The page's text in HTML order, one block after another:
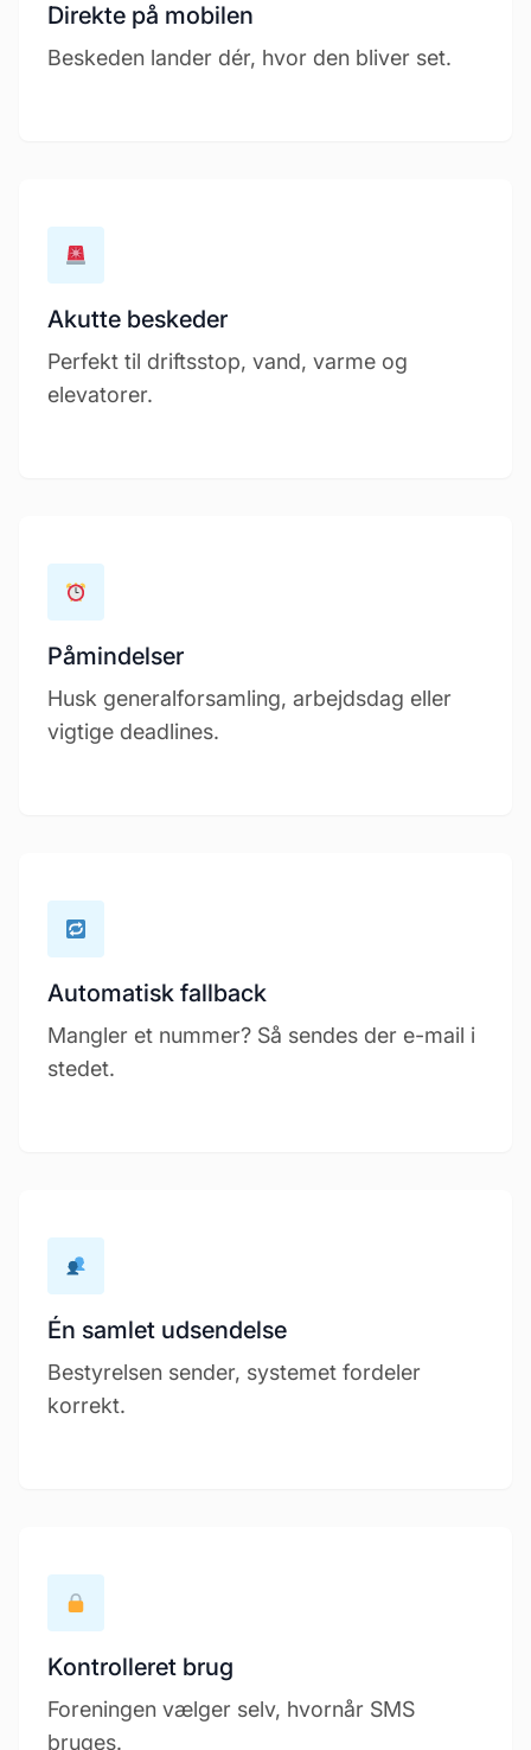
Direkte på mobilen
Beskeden lander dér, hvor den bliver set.
Akutte beskeder
Perfekt til driftsstop, vand, varme og
elevatorer.
Påmindelser
Husk generalforsamling, arbejdsdag eller
vigtige deadlines.
Automatisk fallback
Mangler et nummer? Så sendes der e-mail i
stedet.
Én samlet udsendelse
Bestyrelsen sender, systemet fordeler
korrekt.
Kontrolleret brug
Foreningen vælger selv, hvornår SMS
bruges.